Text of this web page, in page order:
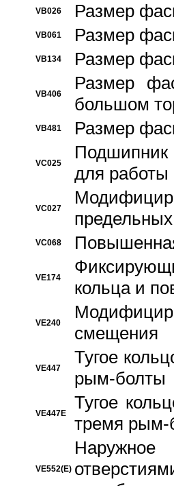
VB026 Размер
VB061 Размер
VB134 Размер
VB406
Размер
большом
VB481 Размер
VC025
Подшипник
для работы
VC027
VC068
VE174
кольца и
VE240
смещения
VE447
Тугое
рым-болты
VE447E
Тугое
тремя рым-
VE552(E)